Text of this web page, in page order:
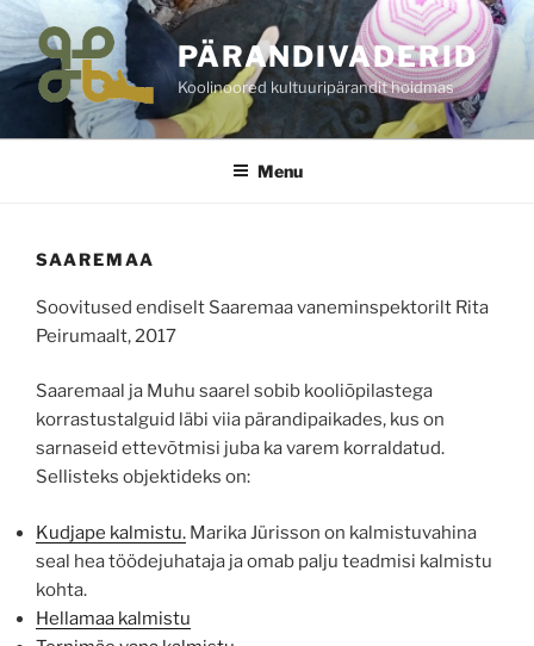
Skip
to
content
PÄRANDIVADERID
Koolinoored kultuuripärandit hoidmas
Menu
SAAREMAA
Soovitused endiselt Saaremaa vaneminspektorilt Rita
Peirumaalt, 2017
Saaremaal ja Muhu saarel sobib kooliõpilastega
korrastustalguid läbi viia pärandipaikades, kus on
sarnaseid ettevõtmisi juba ka varem korraldatud.
Sellisteks objektideks on:
Kudjape kalmistu. Marika Jürisson on kalmistuvahina
seal hea töödejuhataja ja omab palju teadmisi kalmistu
kohta.
Hellamaa kalmistu